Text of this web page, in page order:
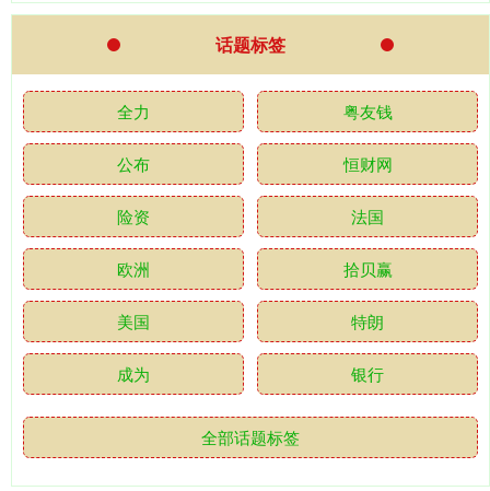
话题标签
全力 粤友钱
公布 恒财网
险资 法国
欧洲 拾贝赢
美国 特朗
成为 银行
全部话题标签